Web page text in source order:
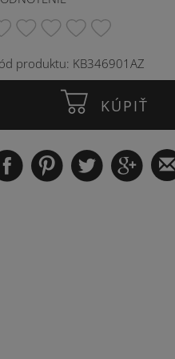
produktu: KB346901AZ
KÚPIŤ